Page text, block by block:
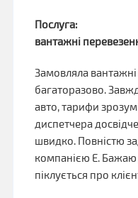
Послуга:
вантажні
Замовляла
багаторазово.
авто, тарифи
диспетчера
швидко. Повністю
компанією Е. Бажаю
піклується про